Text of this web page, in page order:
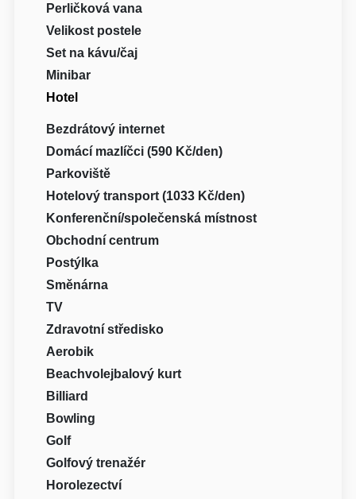
Perličková vana
Velikost postele
Set na kávu/čaj
Minibar
Hotel
Bezdrátový internet
Domácí mazlíčci (590 Kč/den)
Parkoviště
Hotelový transport (1033 Kč/den)
Konferenční/společenská místnost
Obchodní centrum
Postýlka
Směnárna
TV
Zdravotní středisko
Aerobik
Beachvolejbalový kurt
Billiard
Bowling
Golf
Golfový trenažér
Horolezectví